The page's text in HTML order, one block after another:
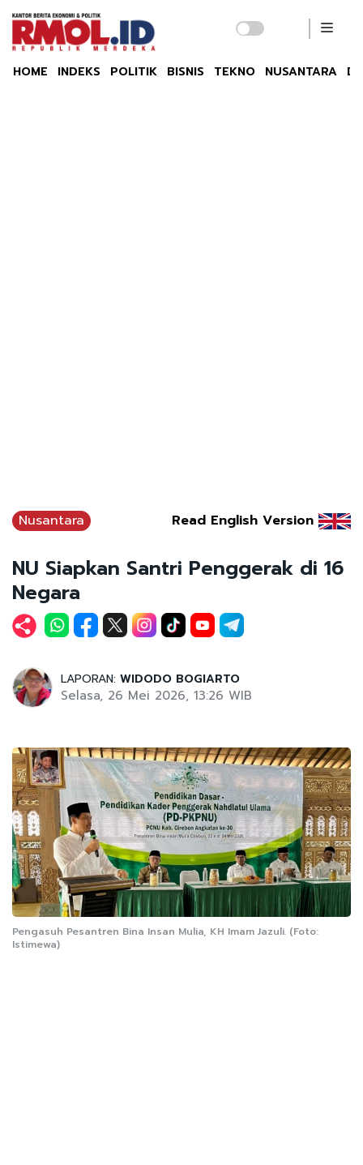
HOME INDEKS POLITIK BISNIS TEKNO NUSANTARA
Nusantara Read English Version
NU Siapkan Santri Penggerak di 16
Negara
LAPORAN: WIDODO BOGIARTO
Selasa, 26 Mei 2026, 13:26 WIB
Pengasuh Pesantren Bina Insan Mulia, KH Imam Jazuli. (Foto:
Istimewa)